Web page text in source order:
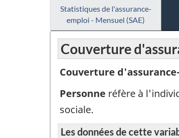
Statistiques de l'assurance-
emploi - Mensuel (SAE)
Couverture
Couverture
Personne réfère à
sociale.
Les données de cette